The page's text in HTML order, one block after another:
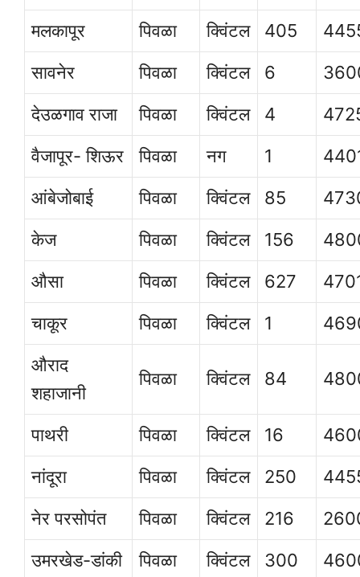
मलकापूर
पिवळा क्विंटल 405
सावनेर
पिवळा क्विंटल 6
देउळगाव राजा
पिवळा क्विंटल 4
वैजापूर- शिऊर
पिवळा नग 1
आंबेजोबाई
पिवळा क्विंटल 85
केज
पिवळा क्विंटल 156
औसा
पिवळा क्विंटल 627
चाकूर
पिवळा क्विंटल 1
औराद
शहाजानी
पिवळा क्विंटल 84
पाथरी पिवळा क्विंटल 16
नांदूरा
पिवळा क्विंटल 250
नेर परसोपंत
पिवळा क्विंटल 216
उमरखेड-डांकी
पिवळा क्विंटल 300